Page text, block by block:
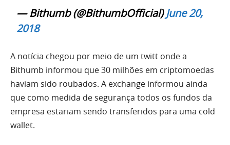
— Bithumb (@BithumbOfficial)June 20,
2018
A notícia chegou por meio de um twitt onde a
Bithumb informou que 30 milhões em criptomoedas
haviam sido roubados. A exchange informou ainda
que como medida de segurança todos os fundos da
empresa estariam sendo transferidos para uma cold
wallet.